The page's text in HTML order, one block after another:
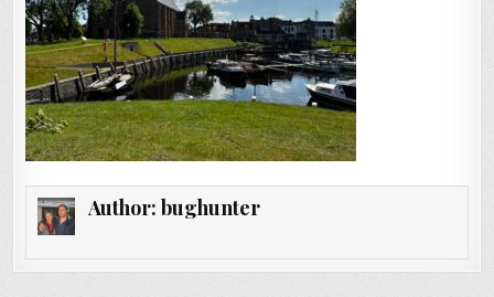
Author: bughunter